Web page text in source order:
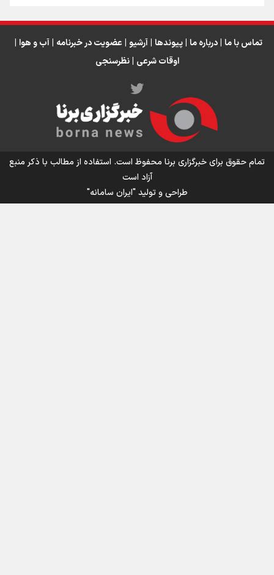
اینفو برنا/ میزان مالیات بر ارزش افزوده چقدر است؟
تماس با ما | درباره ما | پیوندها | آرشیو | عضویت در خبرنامه | آب و هوا |
اوقات شرعی | نظرسنجی
تمام حقوق برای خبرگزاری برنا محفوظ است. استفاده از مطالب با ذکر منبع
آزاد است
طراحی و تولید"ایران سامانه"